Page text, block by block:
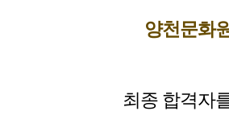
양천문화
최종 합격자